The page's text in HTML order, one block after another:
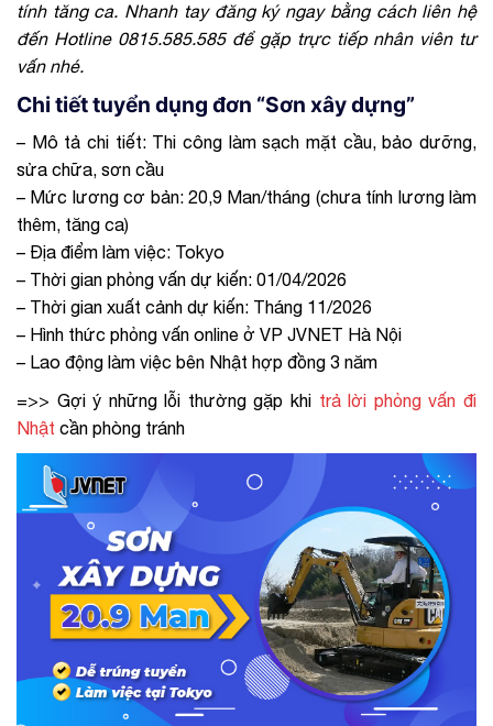
tính tăng ca. Nhanh tay đăng ký ngay bằng cách liên hệ
đến Hotline 0815.585.585 để gặp trực tiếp nhân viên tư
vấn nhé.
Chi tiết tuyển dụng đơn “Sơn xây dựng”
– Mô tả chi tiết: Thi công làm sạch mặt cầu, bảo dưỡng,
sửa chữa, sơn cầu
– Mức lương cơ bản: 20,9 Man/tháng (chưa tính lương làm
thêm, tăng ca)
– Địa điểm làm việc: Tokyo
– Thời gian phỏng vấn dự kiến: 01/04/2026
– Thời gian xuất cảnh dự kiến: Tháng 11/2026
– Hình thức phỏng vấn online ở VP JVNET Hà Nội
– Lao động làm việc bên Nhật hợp đồng 3 năm
=>> Gợi ý những lỗi thường gặp khi trả lời phỏng vấn đi
Nhật cần phòng tránh